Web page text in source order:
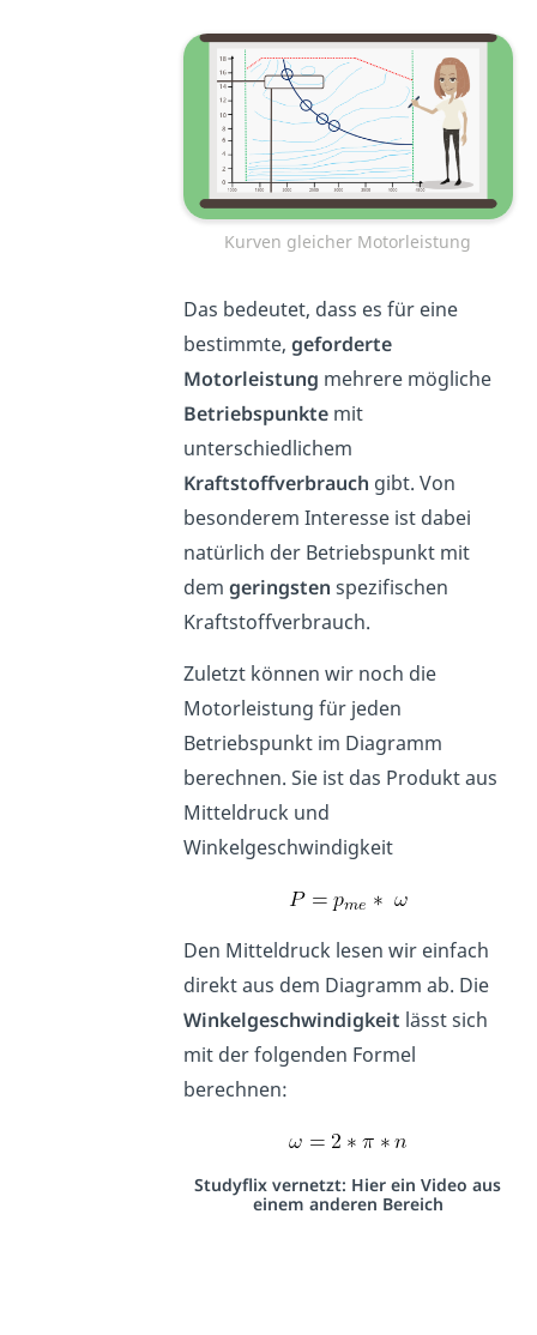
Kurven gleicher Motorleistung
Das bedeutet, dass es für eine
bestimmte, geforderte
Motorleistung mehrere mögliche
Betriebspunktemit
unterschiedlichem
Kraftstoffverbrauch gibt. Von
besonderem Interesse ist dabei
natürlich der Betriebspunkt mit
dem geringsten spezifischen
Kraftstoffverbrauch.
Zuletzt können wir noch die
Motorleistung für jeden
Betriebspunkt im Diagramm
berechnen. Sie ist das Produkt aus
Mitteldruck und
Winkelgeschwindigkeit
Den Mitteldruck lesen wir einfach
direkt aus dem Diagramm ab. Die
Winkelgeschwindigkeit lässt sich
mit der folgenden Formel
berechnen:
Studyflix vernetzt: Hier ein Video aus
einem anderen Bereich